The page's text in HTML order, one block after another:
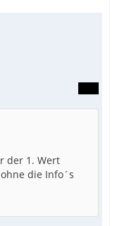
der 1. Wert
die Info´s